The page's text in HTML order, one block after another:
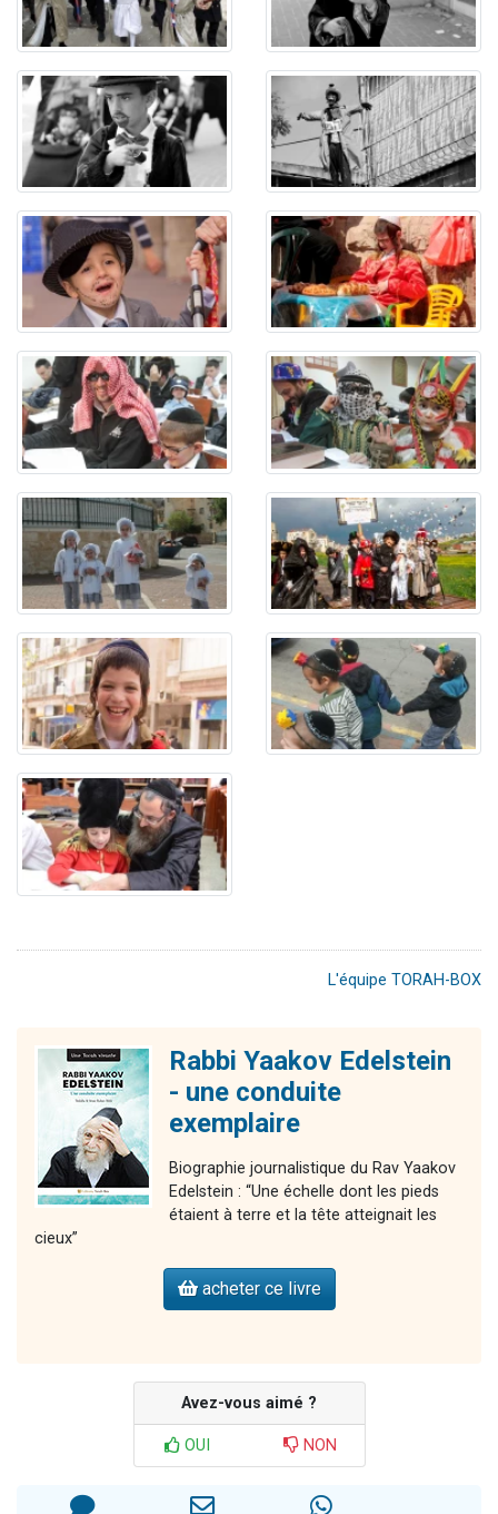
L'équipe TORAH-BOX
Rabbi Yaakov Edelstein
- une conduite
exemplaire
Biographie journalistique du Rav Yaakov
Edelstein : “Une échelle dont les pieds
étaient à terre et la tête atteignait les
cieux”
acheter ce livre
Avez-vous aimé ?
OUI NON